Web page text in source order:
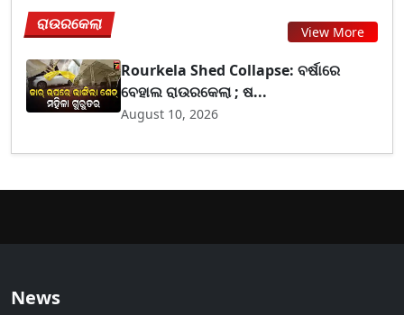
ରାଉରକେଲା View More
Rourkela Shed Collapse: ବର୍ଷାରେ
ବେହାଲ ରାଉରକେଲା ; ଷ...
August 10, 2026
News